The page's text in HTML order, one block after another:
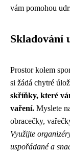
vám pomohou
Skladování
Prostor kolem
si žádá chytré
skříňky, které
vaření. Myslete
obracečky,
Využijte
uspořádané a